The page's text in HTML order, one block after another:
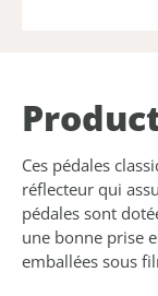
Ces pédales
réflecteur qui
pédales sont
une bonne prise
emballées sous